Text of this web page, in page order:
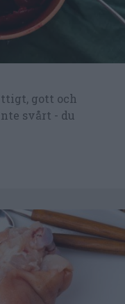
gott och
svårt - du